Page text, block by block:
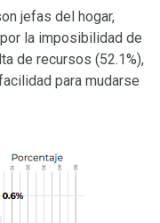
jefas del hogar,
la imposibilidad de
de recursos (52.1%),
para mudarse